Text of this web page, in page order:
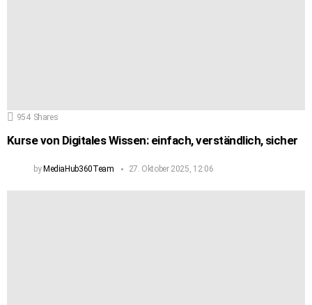
954 Shares
Kurse von Digitales Wissen: einfach, verständlich, sicher
byMediaHub360Team 27. Oktober 2025, 12:06